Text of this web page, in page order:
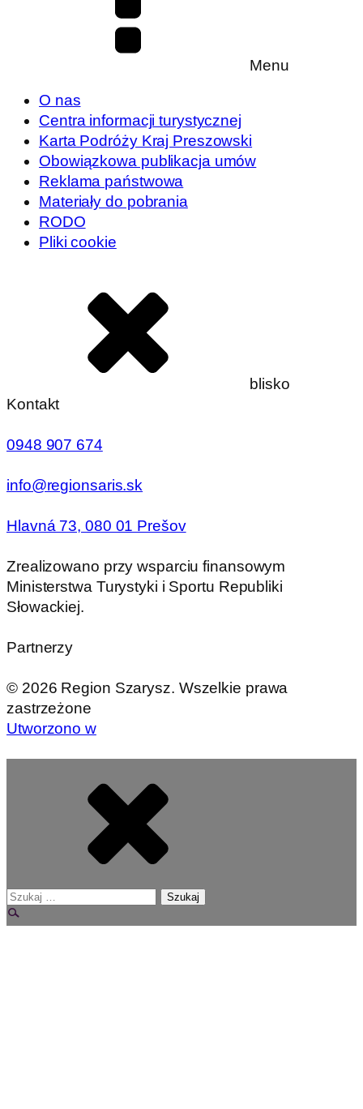
Menu
O nas
Centra informacji turystycznej
Karta Podróży Kraj Preszowski
Obowiązkowa publikacja umów
Reklama państwowa
Materiały do pobrania
RODO
Pliki cookie
blisko
Kontakt
0948 907 674
info@regionsaris.sk
Hlavná 73, 080 01 Prešov
Zrealizowano przy wsparciu finansowym
Ministerstwa Turystyki i Sportu Republiki
Słowackiej.
Partnerzy
© 2026 Region Szarysz. Wszelkie prawa
zastrzeżone
Utworzono w
Szukaj: